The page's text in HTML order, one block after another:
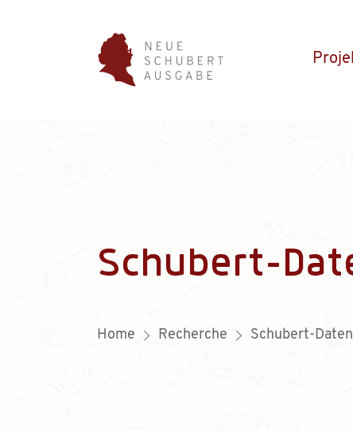
Schubert-
Home Recherche Schubert-